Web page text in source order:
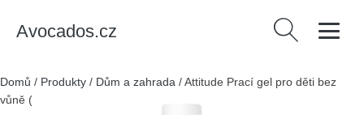
Avocados.cz Vyhledávání
Domů / Produkty / Dům a zahrada /Attitude Prací gel pro děti bez
vůně (1050 ml) - 35 pracích dávek